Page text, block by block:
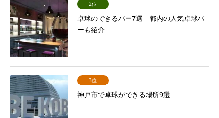
2位
卓球のできるバー7選 都内の人気卓球バ
ーも紹介
3位
神戸市で卓球ができる場所9選